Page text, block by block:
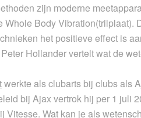
zijn moderne
Whole Body Vibration(trilplaat).
het positieve effect is
Hollander vertelt wat de
werkte als clubarts bij clubs als
bij Ajax vertrok hij per 1 juli
Vitesse. Wat kan je als